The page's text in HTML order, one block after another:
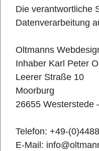
Die verantwortliche
Datenverarbeitung
Oltmanns
Inhaber Karl Peter
Leerer Straße 10
Moorburg
26655 Westerstede
Telefon: +49-
E-Mail: